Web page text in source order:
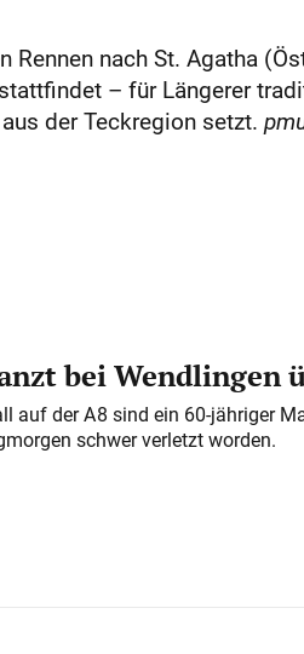
nach St. Agatha
– für Längerer
der Teckregion setzt.
bei Wendlingen
auf der A 8 sind ein 60-jähriger
schwer verletzt worden.